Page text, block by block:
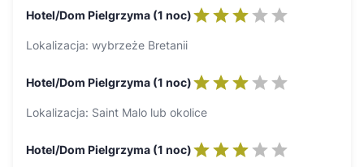
Hotel/Dom Pielgrzyma (1 noc)
Lokalizacja: wybrzeże Bretanii
Hotel/Dom Pielgrzyma (1 noc)
Lokalizacja: Saint Malo lub okolice
Hotel/Dom Pielgrzyma (1 noc)